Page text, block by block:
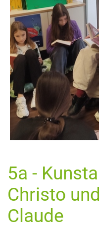
5a -
Christo
Claude